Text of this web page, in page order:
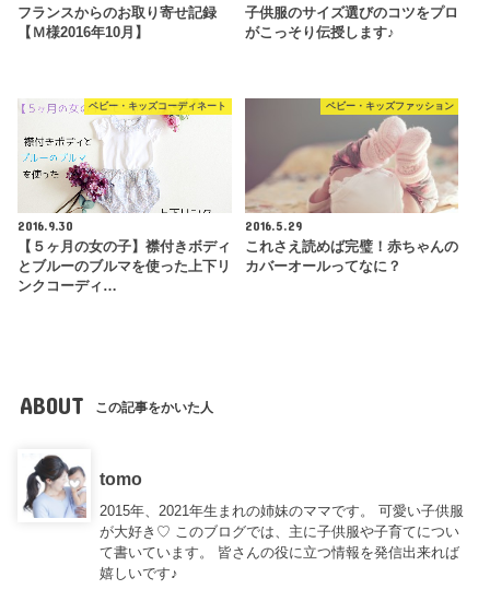
フランスからのお取り寄せ記録
【Ｍ様2016年10月】
子供服のサイズ選びのコツをプロ
がこっそり伝授します♪
ベビー・キッズコーディネート
2016.9.30
【５ヶ月の女の子】襟付きボディ
とブルーのブルマを使った上下リ
ンクコーディ…
ベビー・キッズファッション
2016.5.29
これさえ読めば完璧！赤ちゃんの
カバーオールってなに？
ABOUT この記事をかいた人
tomo
2015年、2021年生まれの姉妹のママです。 可愛い子供服
が大好き♡ このブログでは、主に子供服や子育てについ
て書いています。 皆さんの役に立つ情報を発信出来れば
嬉しいです♪